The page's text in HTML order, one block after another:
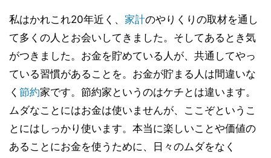
私はかれこれ20年近く、 家計のやりくりの取材を通し
て多くの人とお会いしてきました。そしてあるとき気
がつきました。お金を貯めている人が、共通してやっ
ている習慣があることを。お金が貯まる人は間違いな
く 節約家です。節約家というのはケチとは違います。
ムダなことにはお金は使いませんが、ここぞというこ
とにはしっかり使います。本当に楽しいことや価値の
あることにお金を使うために、日々のムダをなく